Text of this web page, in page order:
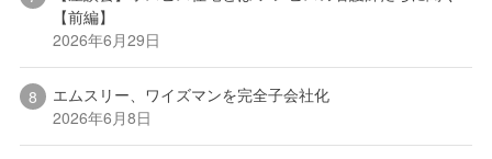
【前編】
2026年6月29日
エムスリー、ワイズマンを完全子会社化
2026年6月8日